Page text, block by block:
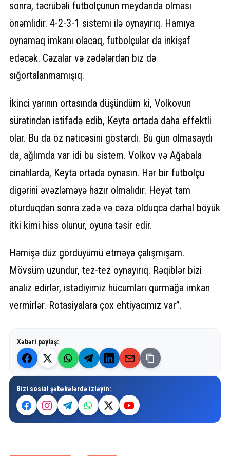
sonra, təcrübəli futbolçunun meydanda olması
önəmlidir. 4-2-3-1 sistemi ilə oynayırıq. Hamıya
oynamaq imkanı olacaq, futbolçular da inkişaf
edəcək. Cəzalar və zədələrdən biz də
sığortalanmamışıq.
İkinci yarının ortasında düşündüm ki, Volkovun
sürətindən istifadə edib, Keyta ortada daha effektli
olar. Bu da öz nəticəsini göstərdi. Bu gün olmasaydı
da, ağlımda var idi bu sistem. Volkov və Ağabala
cinahlarda, Keyta ortada oynasın. Hər bir futbolçu
digərini əvəzləməyə hazır olmalıdır. Heyət tam
oturduqdan sonra zədə və cəza olduqca dərhal böyük
itki kimi hiss olunur, oyuna təsir edir.
Həmişə düz gördüyümü etməyə çalışmışam.
Mövsüm uzundur, tez-tez oynayırıq. Rəqiblər bizi
analiz edirlər, istədiyimiz hücumları qurmağa imkan
vermirlər. Rotasiyalara çox ehtiyacımız var”.
Xəbəri paylaş:
Bizi sosial şəbəkələrdə izləyin: